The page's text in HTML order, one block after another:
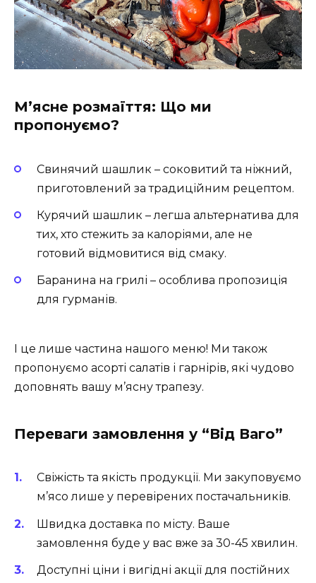
М’ясне розмаїття: Що ми
пропонуємо?
Свинячий шашлик – соковитий та ніжний,
приготовлений за традиційним рецептом.
Курячий шашлик – легша альтернатива для
тих, хто стежить за калоріями, але не
готовий відмовитися від смаку.
Баранина на грилі – особлива пропозиція
для гурманів.
І це лише частина нашого меню! Ми також
пропонуємо асорті салатів і гарнірів, які чудово
доповнять вашу м’ясну трапезу.
Переваги замовлення у “Від Ваго”
Свіжість та якість продукції. Ми закуповуємо
м’ясо лише у перевірених постачальників.
Швидка доставка по місту. Ваше
замовлення буде у вас вже за 30-45 хвилин.
Доступні ціни і вигідні акції для постійних